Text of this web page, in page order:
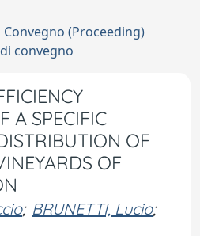
(Proceeding)
convegno
A SPECIFIC
OF
OF
; BRUNETTI, Lucio;